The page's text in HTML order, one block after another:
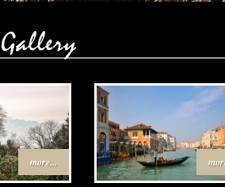
more...